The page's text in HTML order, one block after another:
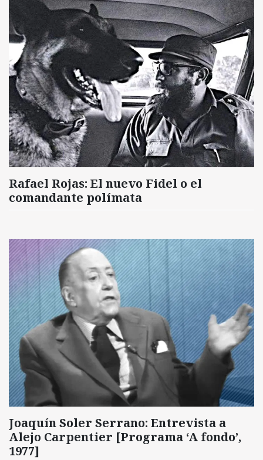
Rafael Rojas: El nuevo Fidel o el
comandante polímata
Joaquín Soler Serrano: Entrevista a
Alejo Carpentier [Programa ‘A fondo’,
1977]